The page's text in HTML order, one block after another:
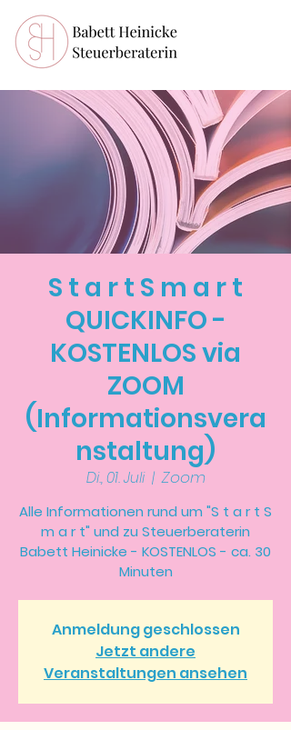
S t a r t S m a r t
QUICKINFO -
KOSTENLOS via
ZOOM
(Informationsvera
nstaltung)
Di., 01. Juli
  |
Zoom
Alle Informationen rund um "S t a r t S
m a r t" und zu Steuerberaterin
Babett Heinicke - KOSTENLOS - ca. 30
Minuten
Anmeldung geschlossen
Jetzt andere
Veranstaltungen ansehen